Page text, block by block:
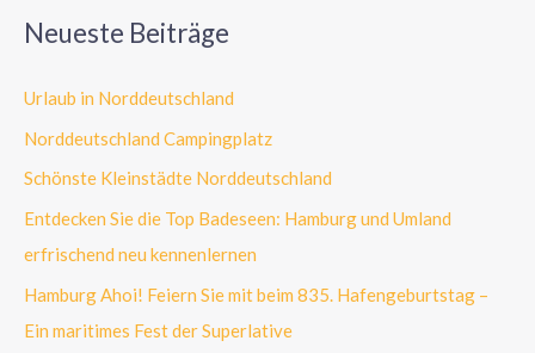
Neueste Beiträge
Urlaub in Norddeutschland
Norddeutschland Campingplatz
Schönste Kleinstädte Norddeutschland
Entdecken Sie die Top Badeseen: Hamburg und Umland
erfrischend neu kennenlernen
Hamburg Ahoi! Feiern Sie mit beim 835. Hafengeburtstag –
Ein maritimes Fest der Superlative